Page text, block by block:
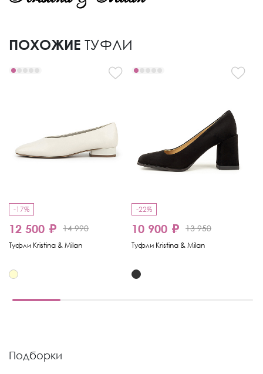
ПОХОЖИЕ ТУФЛИ
-17%
12 500 ₽ 14 990
Туфли Kristina & Milan
-22%
10 900 ₽ 13 950
Туфли Kristina & Milan
Подборки